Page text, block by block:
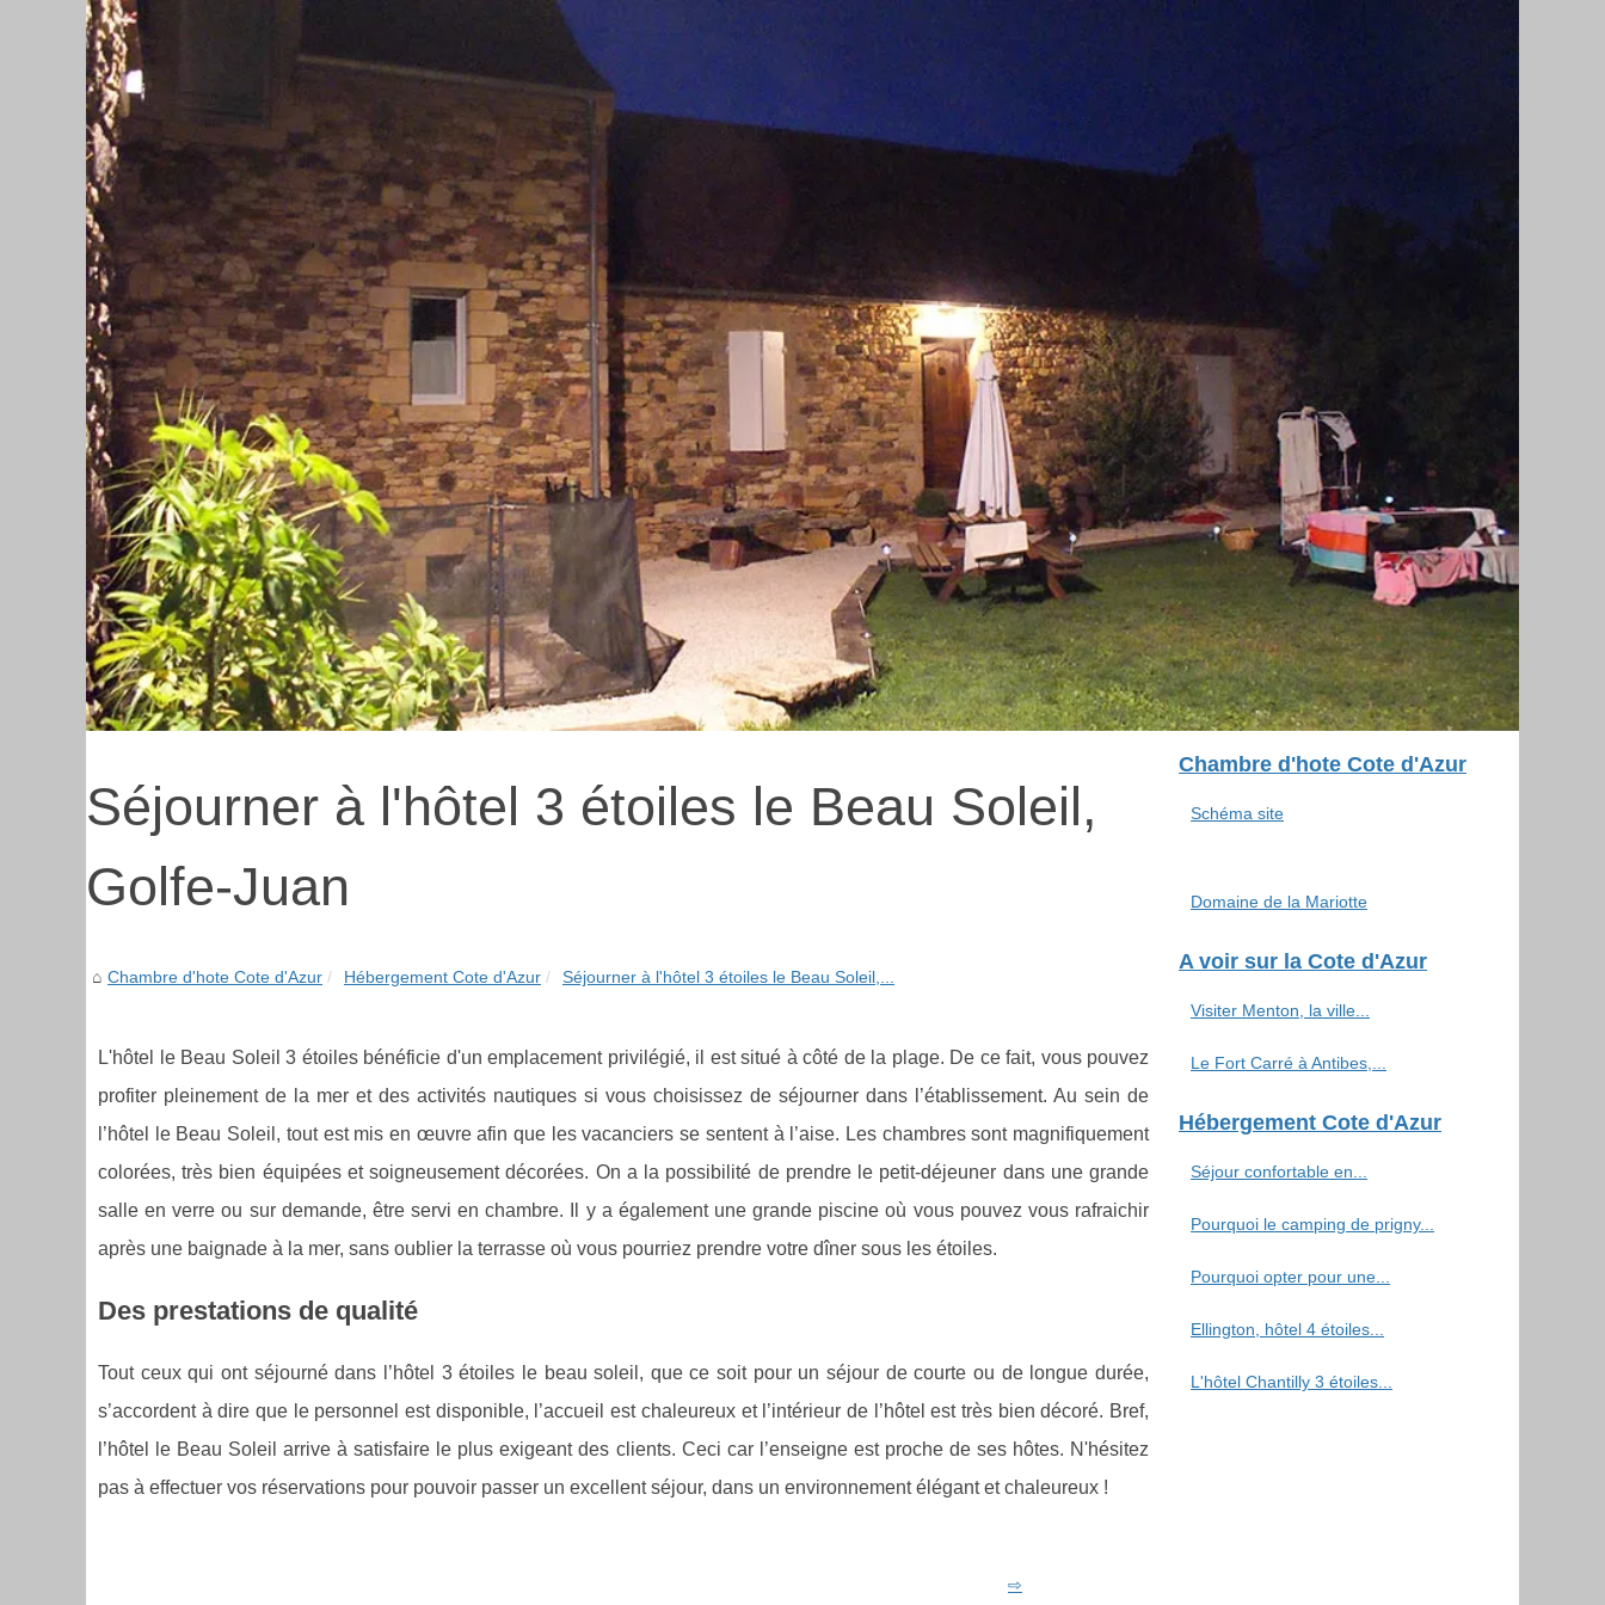
Séjourner à l'hôtel 3 étoiles le Beau Soleil,
Golfe-Juan
Chambre d'hote Cote d'Azur Hébergement Cote d'Azur Séjourner à l'hôtel 3 étoiles le Beau Soleil,...
L'hôtel le Beau Soleil 3 étoiles bénéficie d'un emplacement privilégié, il est situé à côté de la plage. De ce fait, vous pouvez
profiter pleinement de la mer et des activités nautiques si vous choisissez de séjourner dans l’établissement. Au sein de
l’hôtel le Beau Soleil, tout est mis en œuvre afin que les vacanciers se sentent à l’aise. Les chambres sont magnifiquement
colorées, très bien équipées et soigneusement décorées. On a la possibilité de prendre le petit-déjeuner dans une grande
salle en verre ou sur demande, être servi en chambre. Il y a également une grande piscine où vous pouvez vous rafraichir
après une baignade à la mer, sans oublier la terrasse où vous pourriez prendre votre dîner sous les étoiles.
Des prestations de qualité
Tout ceux qui ont séjourné dans l’hôtel 3 étoiles le beau soleil, que ce soit pour un séjour de courte ou de longue durée,
s’accordent à dire que le personnel est disponible, l’accueil est chaleureux et l’intérieur de l’hôtel est très bien décoré. Bref,
l’hôtel le Beau Soleil arrive à satisfaire le plus exigeant des clients. Ceci car l’enseigne est proche de ses hôtes. N'hésitez
pas à effectuer vos réservations pour pouvoir passer un excellent séjour, dans un environnement élégant et chaleureux !
Chambre d'hote Cote d'Azur
Schéma site
Domaine de la Mariotte
A voir sur la Cote d'Azur
Visiter Menton, la ville...
Le Fort Carré à Antibes,...
Hébergement Cote d'Azur
Séjour confortable en...
Pourquoi le camping de prigny...
Pourquoi opter pour une...
Ellington, hôtel 4 étoiles...
L'hôtel Chantilly 3 étoiles...